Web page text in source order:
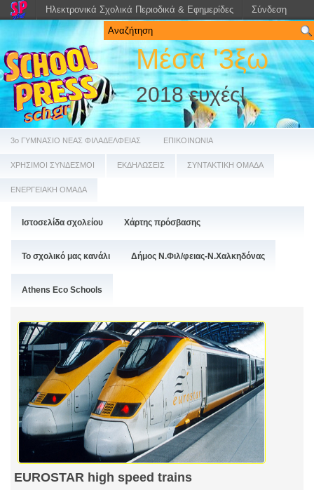
Μέσα '3ξω
2018 ευχές!
3ο ΓΥΜΝΑΣΙΟ ΝΕΑΣ ΦΙΛΑΔΕΛΦΕΙΑΣ ΕΠΙΚΟΙΝΩΝΙΑ
ΧΡΗΣΙΜΟΙ ΣΥΝΔΕΣΜΟΙ ΕΚΔΗΛΩΣΕΙΣ ΣΥΝΤΑΚΤΙΚΗ ΟΜΑΔΑ
ΕΝΕΡΓΕΙΑΚΗ ΟΜΑΔΑ
Ιστοσελίδα σχολείου Χάρτης πρόσβασης
Το σχολικό μας κανάλι Δήμος Ν.Φιλ/φειας-Ν.Χαλκηδόνας
Athens Eco Schools
EUROSTAR high speed trains
Ηλεκτρονικά Σχολικά Περιοδικά & Εφημερίδες Σύνδεση